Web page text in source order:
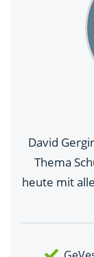
David
Thema
heute mit